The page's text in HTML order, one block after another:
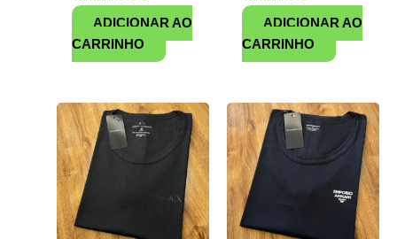
ADICIONAR AO
CARRINHO
ADICIONAR AO
CARRINHO